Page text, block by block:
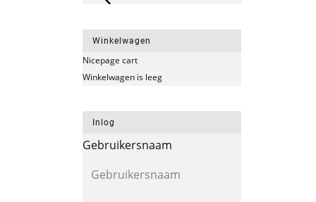
Winkelwagen
Nicepage cart
Winkelwagen is leeg
Inlog
Gebruikersnaam